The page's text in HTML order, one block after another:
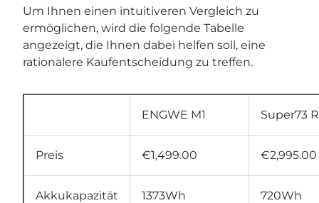
Um Ihnen einen intuitiveren Vergleich zu
ermöglichen, wird die folgende Tabelle
angezeigt, die Ihnen dabei helfen soll, eine
rationalere Kaufentscheidung zu treffen.
ENGWE M1 Super73
Preis €1,499.00 €2,995.00
Akkukapazität 1373Wh 720Wh